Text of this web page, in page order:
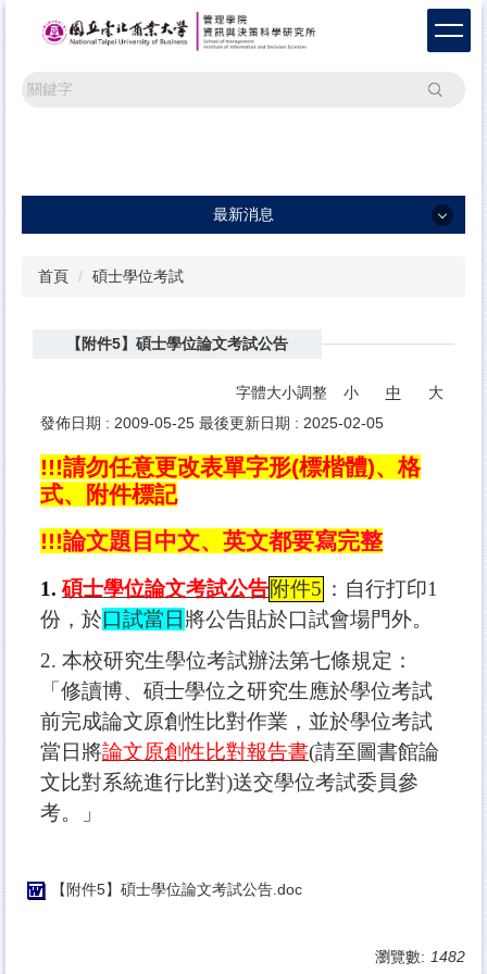
搜尋
最新消息
學術活動
首頁 碩士學位考試
【附件5】碩士學位論文考試公告
字體大小調整 小 中
大
發佈日期 : 2009-05-25 最後更新日期 : 2025-02-05
!!!請勿任意更改表單字形(標楷體)、格
式、附件標記
!!!論文題目中文、英文都要寫完整
1.碩士學位論文考試公告附件5 ：自行打印1
份，於口試當日 將公告貼於口試會場門外。
2. 本校研究生學位考試辦法第七條規定：
「修讀博、碩士學位之研究生應於學位考試
前完成論文原創性比對作業， 並於學位考試
當日將論文原創性比對報告書(請至圖書館論
文比對系統進行比對)送交學位考試委員參
考。」
【附件5】碩士學位論文考試公告.doc
瀏覽數: 1482